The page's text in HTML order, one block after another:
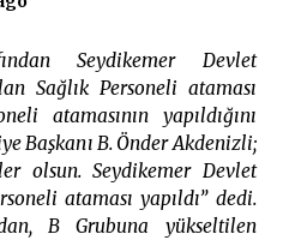
HAZİRAN AYI MECLİS
Seydikemer Devlet
Sağlık Personeli ataması
atamasının yapıldığını
Başkanı B. Önder Akdenizli;
olsun. Seydikemer Devlet
ataması yapıldı” dedi.
B Grubuna yükseltilen